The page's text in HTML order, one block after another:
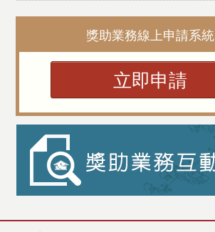
獎助業務線上申請系統
立即申請